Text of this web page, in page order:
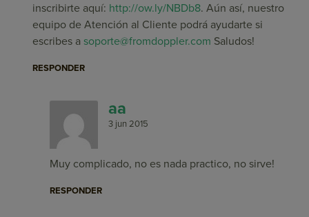
inscribirte aquí: http://ow.ly/NBDb8. Aún así, nuestro
equipo de Atención al Cliente podrá ayudarte si
escribes a soporte@fromdoppler.com Saludos!
RESPONDER
aa
3 jun 2015
Muy complicado, no es nada practico, no sirve!
RESPONDER